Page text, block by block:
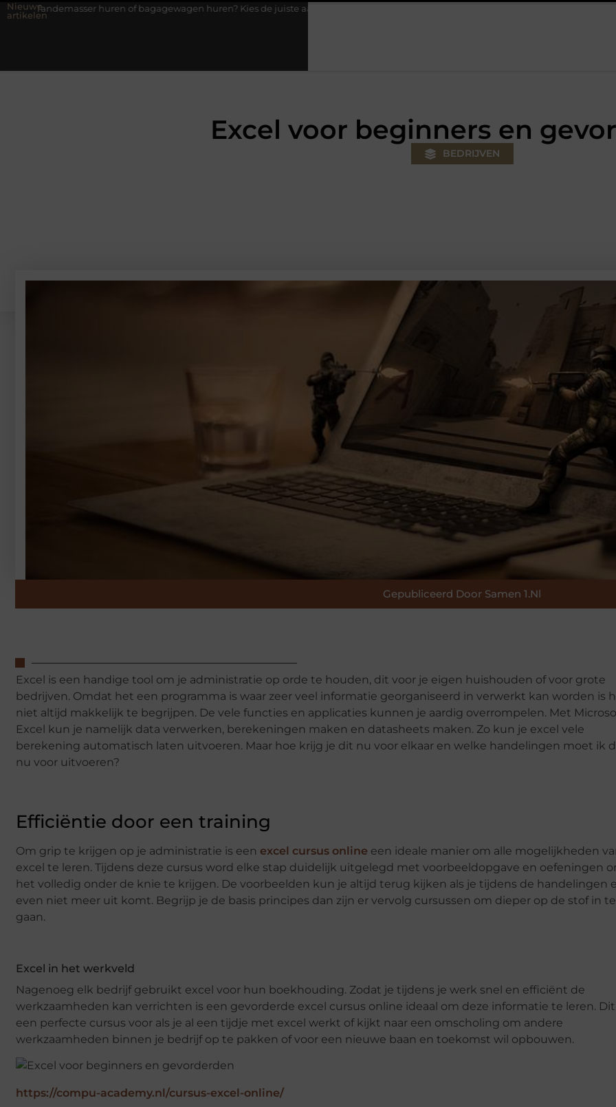
Nieuwe
artikelen
huren of bagagewagen huren? Kies de juiste aanhanger voor jouw klus
Excel voor beginners en
BEDRIJVEN
Gepubliceerd Door Samen 1.nl
Excel is een handige tool om je administratie op orde te houden, dit voor je eigen huishouden of voor grote
bedrijven. Omdat het een programma is waar zeer veel informatie georganiseerd in verwerkt kan worden is
niet altijd makkelijk te begrijpen. De vele functies en applicaties kunnen je aardig overrompelen. Met
Excel kun je namelijk data verwerken, berekeningen maken en datasheets maken. Zo kun je excel vele
berekening automatisch laten uitvoeren. Maar hoe krijg je dit nu voor elkaar en welke handelingen moet ik
nu voor uitvoeren?
Efficiëntie door een training
Om grip te krijgen op je administratie is een excel cursus online een ideale manier om alle mogelijkheden
excel te leren. Tijdens deze cursus word elke stap duidelijk uitgelegd met voorbeeldopgave en oefeningen
het volledig onder de knie te krijgen. De voorbeelden kun je altijd terug kijken als je tijdens de handelingen
even niet meer uit komt. Begrijp je de basis principes dan zijn er vervolg cursussen om dieper op de stof in te
gaan.
Excel in het werkveld
Nagenoeg elk bedrijf gebruikt excel voor hun boekhouding. Zodat je tijdens je werk snel en efficiënt de
werkzaamheden kan verrichten is een gevorderde excel cursus online ideaal om deze informatie te leren.
een perfecte cursus voor als je al een tijdje met excel werkt of kijkt naar een omscholing om andere
werkzaamheden binnen je bedrijf op te pakken of voor een nieuwe baan en toekomst wil opbouwen.
https://compu-academy.nl/cursus-excel-online/